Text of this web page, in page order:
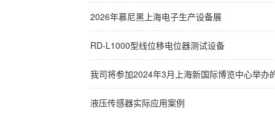
2026年慕尼黑上海电子生产设备展
RD-L1000型线位移电位器测试设备
我司将参加2024年3月上海新国际博览中心举办
液压传感器实际应用案例